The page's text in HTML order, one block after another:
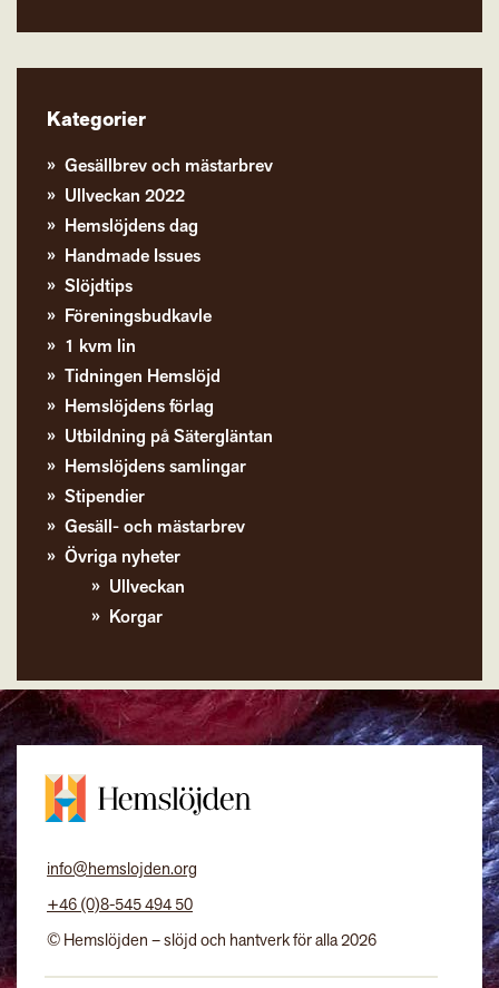
Kategorier
Gesällbrev och mästarbrev
Ullveckan 2022
Hemslöjdens dag
Handmade Issues
Slöjdtips
Föreningsbudkavle
1 kvm lin
Tidningen Hemslöjd
Hemslöjdens förlag
Utbildning på Sätergläntan
Hemslöjdens samlingar
Stipendier
Gesäll- och mästarbrev
Övriga nyheter
Ullveckan
Korgar
info@hemslojden.org
+46 (0)8-545 494 50
© Hemslöjden – slöjd och hantverk för alla 2026